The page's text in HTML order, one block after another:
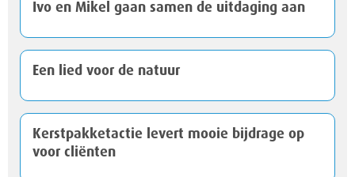
Ivo en Mikel gaan samen de uitdaging aan
Een lied voor de natuur
Kerstpakketactie levert mooie bijdrage op
voor cliënten